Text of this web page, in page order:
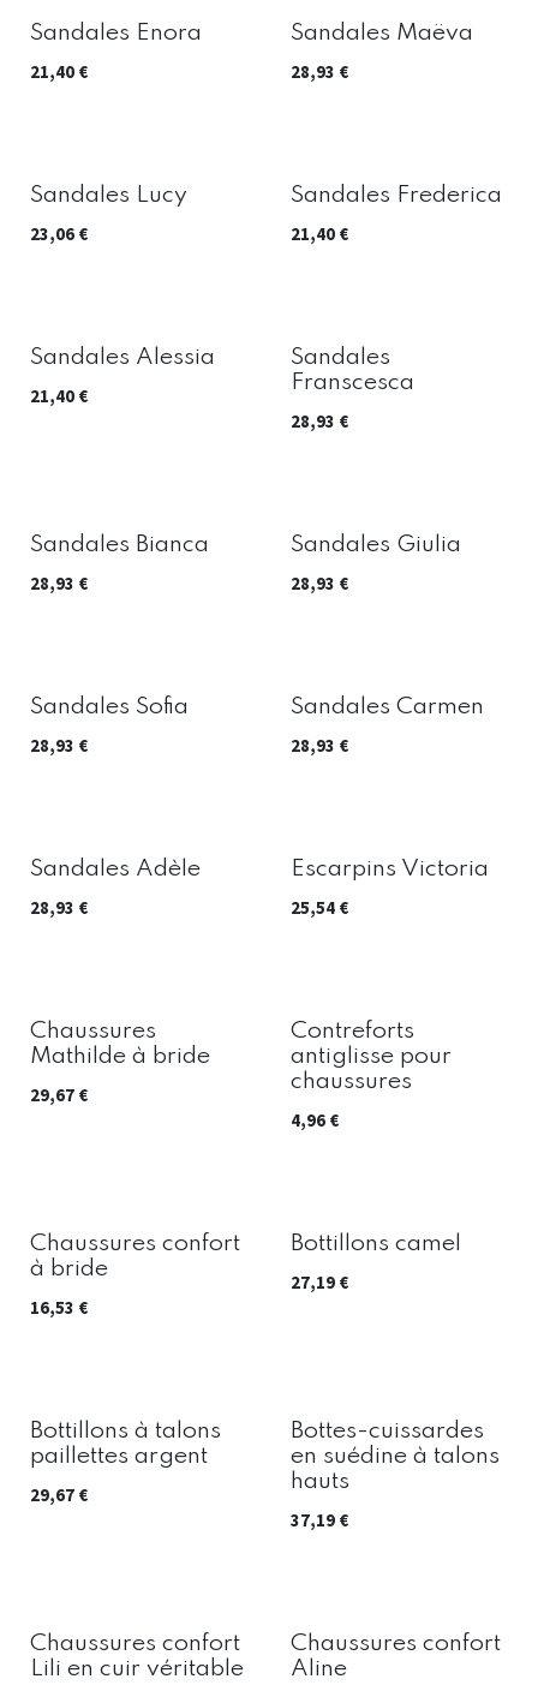
Sandales Enora
21,40 €
Sandales Maëva
28,93 €
Sandales Lucy
23,06 €
Sandales Frederica
21,40€
Sandales Alessia
21,40 €
Sandales
Franscesca
28,93 €
Sandales Bianca
28,93 €
Sandales Giulia
28,93 €
Sandales Sofia
28,93 €
Sandales Carmen
28,93 €
Sandales Adèle
28,93 €
Escarpins Victoria
25,54€
Chaussures
Mathilde à bride
29,67 €
Contreforts
antiglisse pour
chaussures
4,96€
Chaussures confort
à bride
16,53 €
Bottillons camel
27,19€
Bottillons à talons
paillettes argent
29,67 €
Bottes-cuissardes
en suédine à talons
hauts
37,19€
Chaussures confort
Lili en cuir véritable
Chaussures confort
Aline